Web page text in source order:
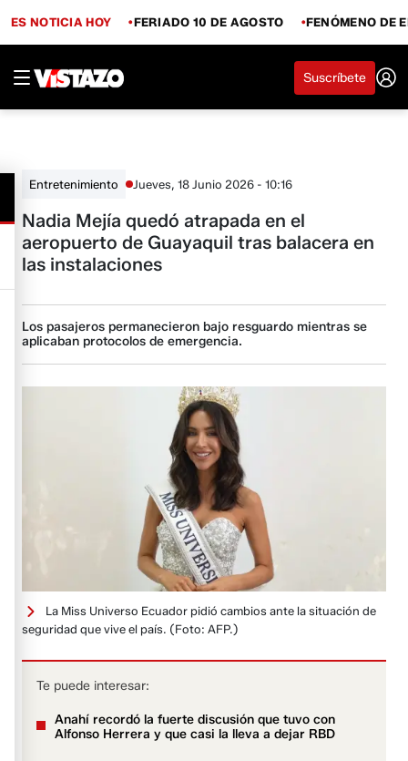
ES NOTICIA HOY FERIADO 10 DE AGOSTO FENÓMENO DE
Suscríbete
Entretenimiento Jueves, 18 Junio 2026 - 10:16
Nadia Mejía quedó atrapada en el
aeropuerto de Guayaquil tras balacera en
las instalaciones
Los pasajeros permanecieron bajo resguardo mientras se
aplicaban protocolos de emergencia.
La Miss Universo Ecuador pidió cambios ante la situación de
seguridad que vive el país. (Foto: AFP.)
Te puede interesar:
Anahí recordó la fuerte discusión que tuvo con
Alfonso Herrera y que casi la lleva a dejar RBD